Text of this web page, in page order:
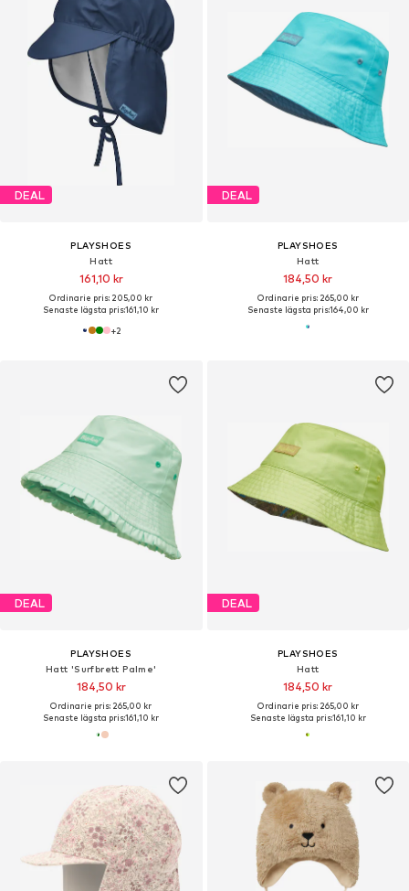
DEAL
PLAYSHOES
Hatt
161,10 kr
Ordinarie pris: 205,00 kr
Senaste lägsta pris:161,10 kr
+2
DEAL
PLAYSHOES
Hatt
184,50 kr
Ordinarie pris: 265,00 kr
Senaste lägsta pris:164,00 kr
DEAL
PLAYSHOES
Hatt 'Surfbrett Palme'
184,50 kr
Ordinarie pris: 265,00 kr
Senaste lägsta pris:161,10 kr
DEAL
PLAYSHOES
Hatt
184,50 kr
Ordinarie pris: 265,00 kr
Senaste lägsta pris:161,10 kr